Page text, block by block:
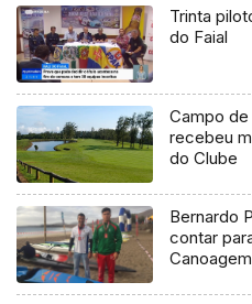
Trinta
do Faial
Campo
recebeu
do Clube
Bernardo
contar